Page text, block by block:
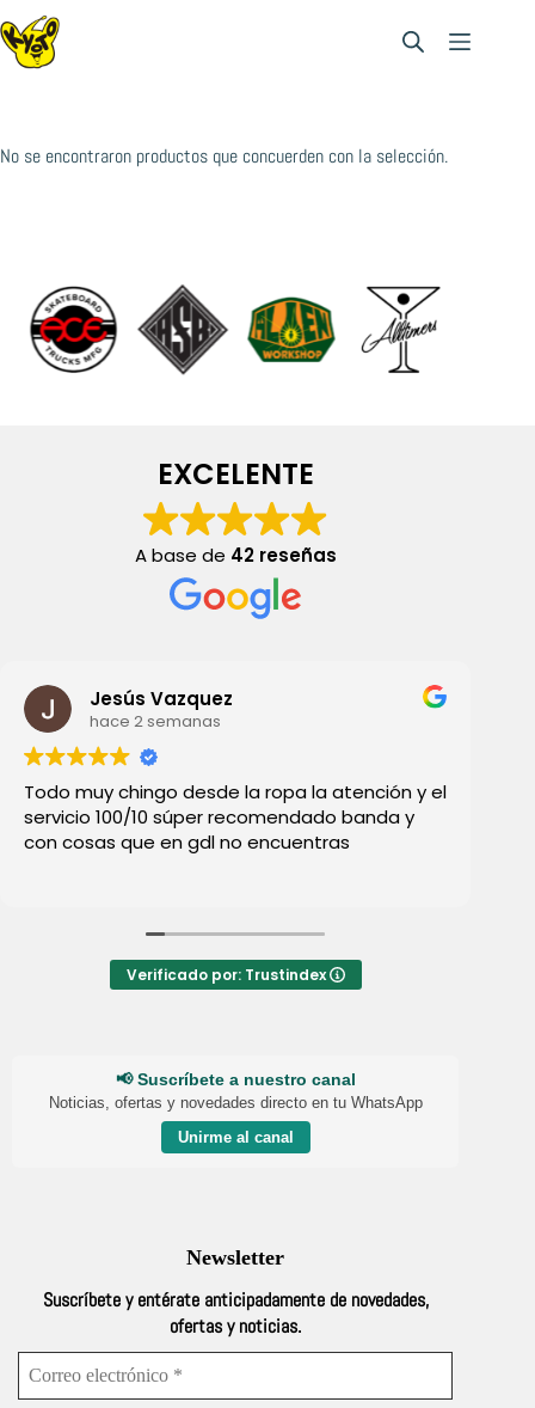
Saltar
al
contenido
No se encontraron productos que concuerden con la selección.
EXCELENTE
A base de 42 reseñas
Jesús Vazquez
hace 2 semanas
Todo muy chingo desde la ropa la atención y el
servicio 100/10 súper recomendado banda y
con cosas que en gdl no encuentras
Verificado por: Trustindex
📢 Suscríbete a nuestro canal
Noticias, ofertas y novedades directo en tu WhatsApp
Unirme al canal
Newsletter
Suscríbete y entérate anticipadamente de novedades,
ofertas y noticias.